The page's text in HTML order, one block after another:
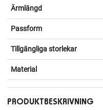
Ärmlängd
Passform
Tillgängliga storlekar
Material
PRODUKTBESKRIVNING